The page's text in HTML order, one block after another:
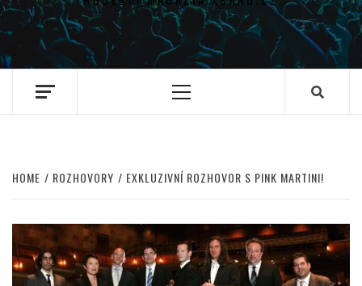
Primary
HOME ROZHOVORY EXKLUZIVNÍ ROZHOVOR S PINK MARTINI!